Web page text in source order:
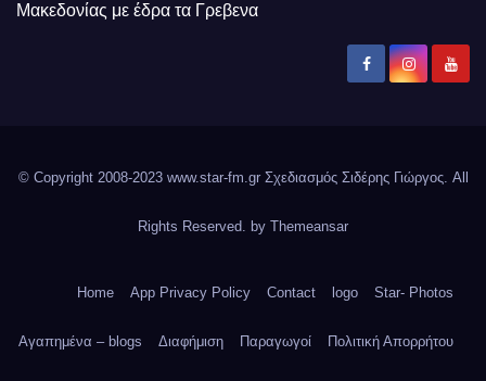
Μακεδονίας με έδρα τα Γρεβενα
© Copyright 2008-2023 www.star-fm.gr Σχεδιασμός Σιδέρης Γιώργος. All
Rights Reserved. by Themeansar
Home App Privacy Policy Contact logo Star- Photos
Αγαπημένα – blogs Διαφήμιση Παραγωγοί Πολιτική Απορρήτου